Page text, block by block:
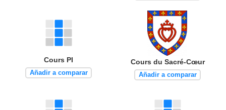
Cours PI
Añadir a comparar
Cours du Sacré-Cœur
Añadir a comparar